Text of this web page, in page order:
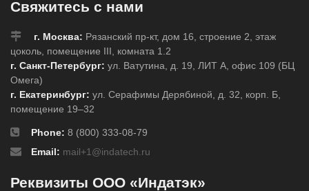
Свяжитесь с нами
г. Москва: Рязанский пр-кт, дом 16, строение 2, этаж
цоколь, помещение III, комната 1.2
г. Санкт-Петербург: ул. Ватутина, д. 19, ЛИТ А, офис 109 (БЦ
Омега)
г. Екатеринбург: ул. Серафимы Дерябиной, д. 32, корп. Б,
помещение 19–32
Phone: 8 (800) 333-08-79
Email: mail+1@indatech.ru
Реквизиты ООО «Индатэк»